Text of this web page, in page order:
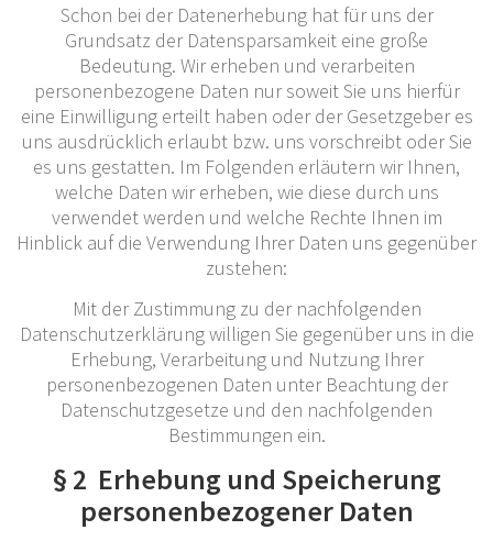
Schon bei der Datenerhebung hat für uns der
Grundsatz der Datensparsamkeit eine große
Bedeutung. Wir erheben und verarbeiten
personenbezogene Daten nur soweit Sie uns hierfür
eine Einwilligung erteilt haben oder der Gesetzgeber es
uns ausdrücklich erlaubt bzw. uns vorschreibt oder Sie
es uns gestatten. Im Folgenden erläutern wir Ihnen,
welche Daten wir erheben, wie diese durch uns
verwendet werden und welche Rechte Ihnen im
Hinblick auf die Verwendung Ihrer Daten uns gegenüber
zustehen:
Mit der Zustimmung zu der nachfolgenden
Datenschutzerklärung willigen Sie gegenüber uns in die
Erhebung, Verarbeitung und Nutzung Ihrer
personenbezogenen Daten unter Beachtung der
Datenschutzgesetze und den nachfolgenden
Bestimmungen ein.
§ 2 Erhebung und Speicherung
personenbezogener Daten